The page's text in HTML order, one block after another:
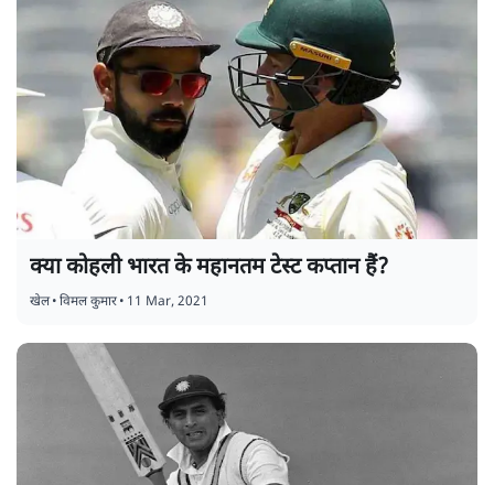
क्या कोहली भारत के महानतम टेस्ट कप्तान हैं?
खेल•विमल कुमार• 11 Mar, 2021